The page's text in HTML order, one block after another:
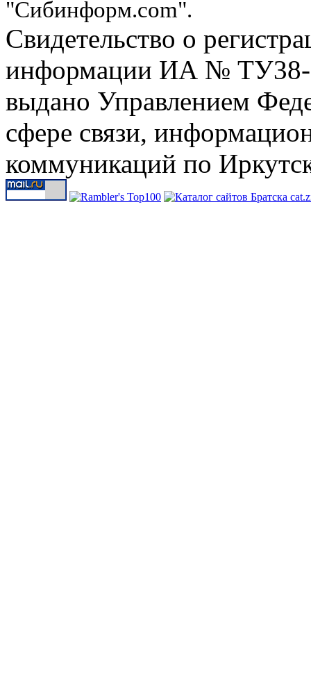
"Сибинформ.com".
Свидетельство о
информации ИА № ТУ38-
выдано Управлением
сфере связи,
коммуникаций по